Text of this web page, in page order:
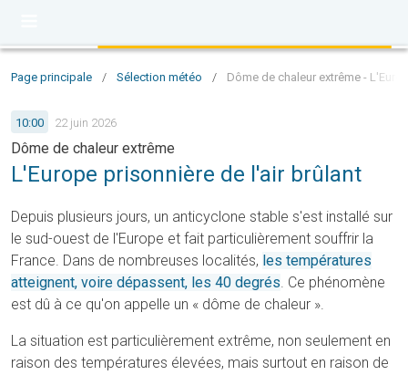
Page principale / Sélection météo / Dôme de chaleur extrême -
10:00 22 juin 2026
Dôme de chaleur extrême
L'Europe prisonnière de l'air brûlant
Depuis plusieurs jours, un anticyclone stable s'est installé sur
le sud-ouest de l'Europe et fait particulièrement souffrir la
France. Dans de nombreuses localités, les températures
atteignent, voire dépassent, les 40 degrés. Ce phénomène
est dû à ce qu'on appelle un « dôme de chaleur ».
La situation est particulièrement extrême, non seulement en
raison des températures élevées, mais surtout en raison de